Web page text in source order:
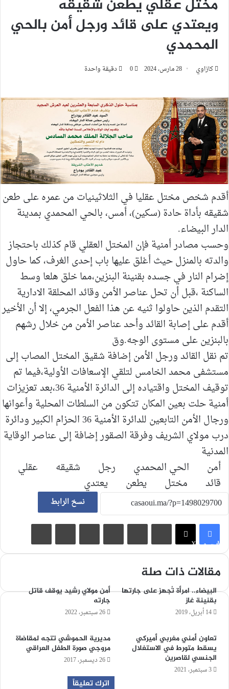
مختل عقلي يطعن شقيقه
ويعتدي على قائد ورجل أمن بالحي
المحمدي
كازاوي 28 مارس، 2024 0 دقيقة واحدة
أقدم شخص مختل عقليا في الثلاثينيات من عمره على طعن
شقيقه بأداة حادة (سكين)، أمس، بالحي المحمدي بمدينة
الدار البيضاء.
وحسب مصادر أمنية فإن المختل العقلي قام كذلك باحتجاز
والدته بالمنزل حيث أغلق عليها باب إحدى الغرف، كما حاول
إضرام النار في جسده بقنينة البنزين،مما خلق هلعا وسط
الساكنة ،قبل أن تحل عناصر الأمن وقائد المحلقة الادارية
التقدم الذين حاولوا ثنيه عن هذا الفعل الجرمي، إلا أن الأخير
أقدم على إصابة القائد وأحد عناصر الأمن من خلال رشهم
بالبنزين على مستوى الوجه.وق
تم نقل القائد ورجل الأمن إضافة شقيق المختل المصاب إلى
مستشفى محمد الخامس لتلقي الإسعافات الأولية،فيما تم
توقيف المختل واقتياده إلى الدائرة الأمنية 36،بعد تعزيزات
أمنية حلت بعين المكان تتكون من السلطات المحلية وأعوانها
ورجال الأمن التابعين للدائرة الأمنية 36 الحزام الكبير ودائرة
درب مولاي الشريف وفرقة الصقور إضافة إلى عناصر الوقاية
المدنية
أمن
الحي المحمدي رجل شقيقه
عقلي
قائد
مختل يطعن يعتدي
نسخ الرابط
فيسبوك
X
لينكدإن بينتيريست
مقالات ذات صلة
البيضاء.. امرأة تُجهز على جارتها
بقنينة غاز
14 أبريل، 2019
أمن مولاي رشيد يوقف قاتل
جارته
26 سبتمبر، 2022
تعاون أمني مغربي أميركي
يسقط متورط في الاستغلال
الجنسي لقاصرين
3 سبتمبر، 2021
مديرية الحموشي تتجه لمقاضاة
مروجي صورة الطفل العراقي
26 ديسمبر، 2017
اترك تعليقاً